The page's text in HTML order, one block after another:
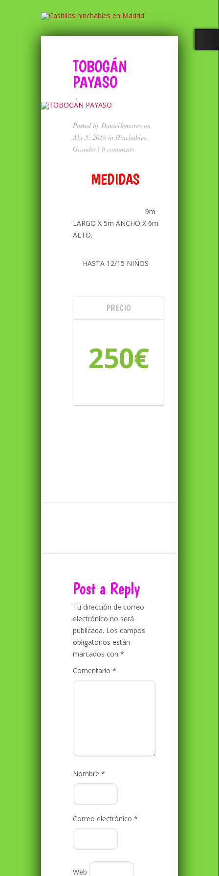
TOBOGÁN
PAYASO
Posted by DanielSimarro on
Abr 5, 2018 in Hinchables
Grandes | 0 comments
MEDIDAS
9m
LARGO X 5m ANCHO X 6m
ALTO.
HASTA 12/15 NIÑOS
PRECIO
250€
Post a Reply
Tu dirección de correo
electrónico no será
publicada. Los campos
obligatorios están
marcados con *
Comentario *
Nombre *
Correo electrónico *
Web